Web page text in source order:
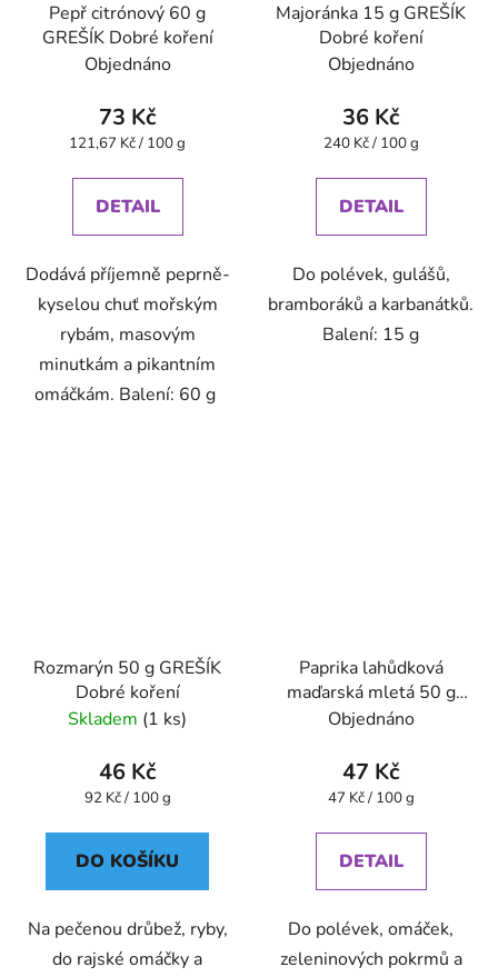
Pepř citrónový 60 g
GREŠÍK Dobré koření
Objednáno
73 Kč
Měrná
121,67 Kč / 100 g
DETAIL
Dodává příjemně peprně-
kyselou chuť mořským
rybám, masovým
minutkám a pikantním
omáčkám. Balení: 60 g
Majoránka 15 g GREŠÍK
Dobré koření
Objednáno
36 Kč
Měrná
240 Kč / 100 g
DETAIL
Do polévek, gulášů,
bramboráků a karbanátků.
Balení: 15 g
Rozmarýn 50 g GREŠÍK
Dobré koření
Skladem (1 ks)
46 Kč
Měrná
92 Kč / 100 g
DO KOŠÍKU
Na pečenou drůbež, ryby,
do rajské omáčky a
Paprika lahůdková
maďarská mletá 50 g
GREŠÍK Dobré koření
Objednáno
47 Kč
Měrná
47 Kč / 100 g
DETAIL
Do polévek, omáček,
zeleninových pokrmů a